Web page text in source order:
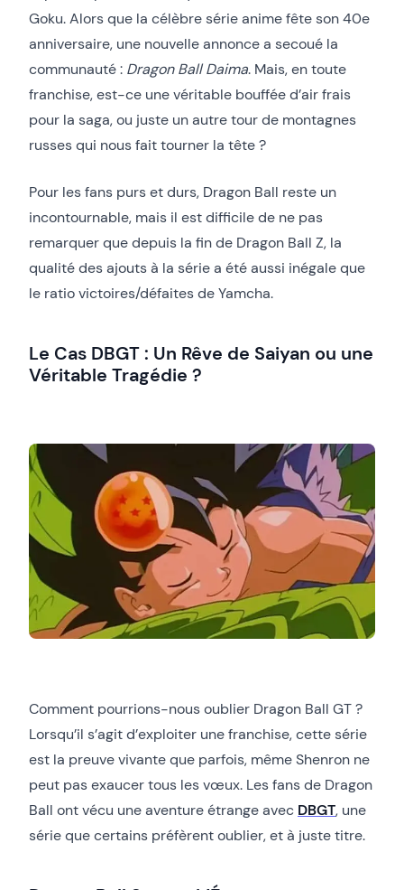
Goku. Alors que la célèbre série anime fête son 40e
anniversaire, une nouvelle annonce a secoué la
communauté : Dragon Ball Daima. Mais, en toute
franchise, est-ce une véritable bouffée d’air frais
pour la saga, ou juste un autre tour de montagnes
russes qui nous fait tourner la tête ?
Pour les fans purs et durs, Dragon Ball reste un
incontournable, mais il est difficile de ne pas
remarquer que depuis la fin de Dragon Ball Z, la
qualité des ajouts à la série a été aussi inégale que
le ratio victoires/défaites de Yamcha.
Le Cas DBGT : Un Rêve de Saiyan ou une
Véritable Tragédie ?
Comment pourrions-nous oublier Dragon Ball GT ?
Lorsqu’il s’agit d’exploiter une franchise, cette série
est la preuve vivante que parfois, même Shenron ne
peut pas exaucer tous les vœux. Les fans de Dragon
Ball ont vécu une aventure étrange avec DBGT, une
série que certains préfèrent oublier, et à juste titre.